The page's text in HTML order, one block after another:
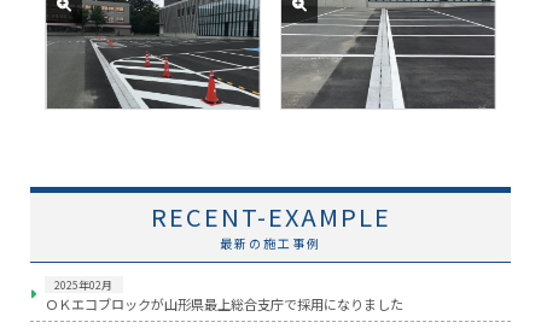
RECENT-EXAMPLE
最新の施工事例
2025年02月
ＯＫエコブロックが山形県最上総合支庁で採用になりました